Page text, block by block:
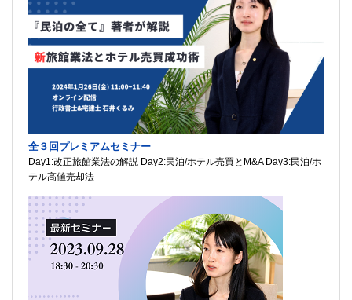
全３回プレミアムセミナー
Day1:改正旅館業法の解説 Day2:民泊/ホテル売買とM&A Day3:民泊/ホ
テル高値売却法